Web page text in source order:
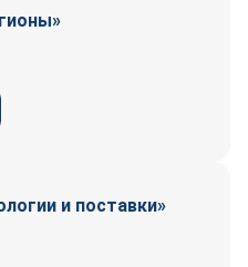
и поставки»